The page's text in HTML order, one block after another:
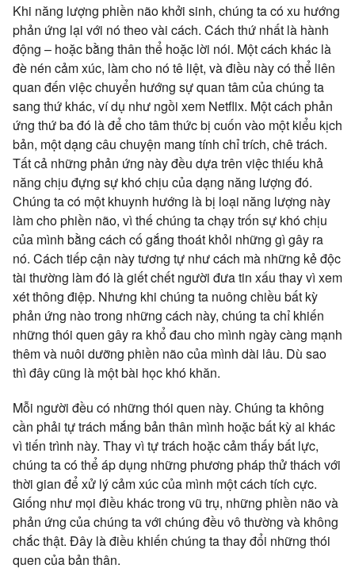
Khi năng lượng phiền não khởi sinh, chúng ta có xu hướng
phản ứng lại với nó theo vài cách. Cách thứ nhất là hành
động – hoặc bằng thân thể hoặc lời nói. Một cách khác là
đè nén cảm xúc, làm cho nó tê liệt, và điều này có thể liên
quan đến việc chuyển hướng sự quan tâm của chúng ta
sang thứ khác, ví dụ như ngồi xem Netflix. Một cách phản
ứng thứ ba đó là để cho tâm thức bị cuốn vào một kiểu kịch
bản, một dạng câu chuyện mang tính chỉ trích, chê trách.
Tất cả những phản ứng này đều dựa trên việc thiếu khả
năng chịu đựng sự khó chịu của dạng năng lượng đó.
Chúng ta có một khuynh hướng là bị loại năng lượng này
làm cho phiền não, vì thế chúng ta chạy trốn sự khó chịu
của mình bằng cách cố gắng thoát khỏi những gì gây ra
nó. Cách tiếp cận này tương tự như cách mà những kẻ độc
tài thường làm đó là giết chết người đưa tin xấu thay vì xem
xét thông điệp. Nhưng khi chúng ta nuông chiều bất kỳ
phản ứng nào trong những cách này, chúng ta chỉ khiến
những thói quen gây ra khổ đau cho mình ngày càng mạnh
thêm và nuôi dưỡng phiền não của mình dài lâu. Dù sao
thì đây cũng là một bài học khó khăn.
Mỗi người đều có những thói quen này. Chúng ta không
cần phải tự trách mắng bản thân mình hoặc bất kỳ ai khác
vì tiến trình này. Thay vì tự trách hoặc cảm thấy bất lực,
chúng ta có thể áp dụng những phương pháp thử thách với
thời gian để xử lý cảm xúc của mình một cách tích cực.
Giống như mọi điều khác trong vũ trụ, những phiền não và
phản ứng của chúng ta với chúng đều vô thường và không
chắc thật. Đây là điều khiến chúng ta thay đổi những thói
quen của bản thân.